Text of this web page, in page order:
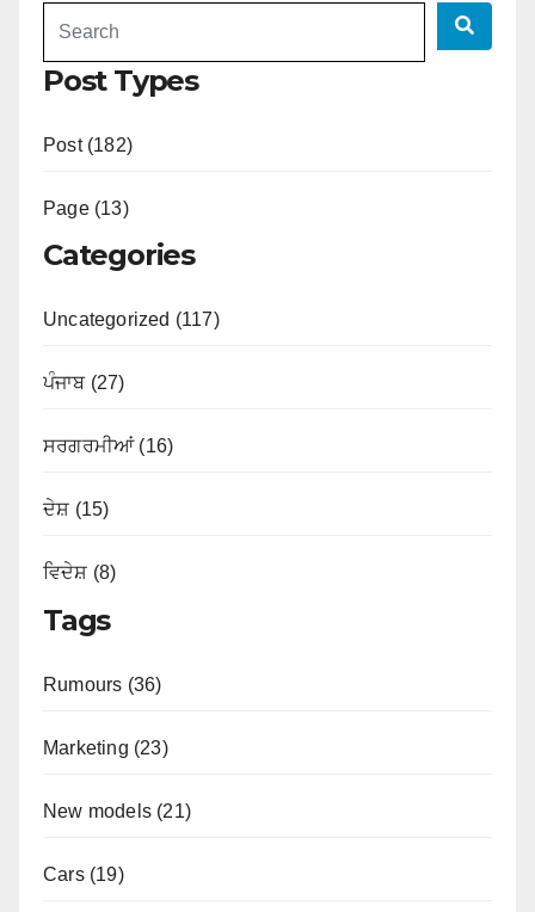
Post Types
Post (182)
Page (13)
Categories
Uncategorized (117)
ਪੰਜਾਬ (27)
ਸਰਗਰਮੀਆਂ (16)
ਦੇਸ਼ (15)
ਵਿਦੇਸ਼ (8)
Tags
Rumours (36)
Marketing (23)
New models (21)
Cars (19)